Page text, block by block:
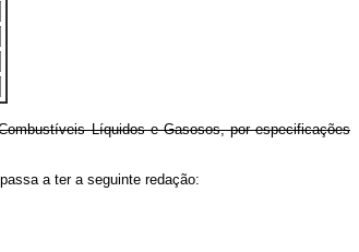
Líquidos e Gasosos, por especificações
a ter a seguinte redação: